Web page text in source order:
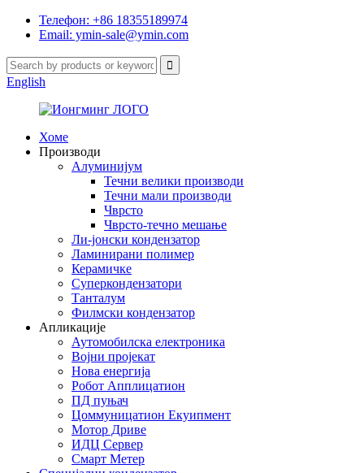
Телефон: +86 18355189974
Email: ymin-sale@ymin.com
English
Хоме
Производи
Алуминијум
Течни велики производи
Течни мали производи
Чврсто
Чврсто-течно мешање
Ли-јонски кондензатор
Ламинирани полимер
Керамичке
Суперкондензатори
Танталум
Филмски кондензатор
Апликације
Аутомобилска електроника
Војни пројекат
Нова енергија
Робот Апплицатион
ПД пуњач
Цоммуницатион Екуипмент
Мотор Дриве
ИДЦ Сервер
Смарт Метер